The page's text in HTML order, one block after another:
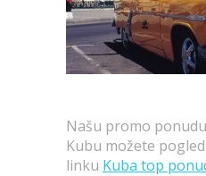
Našu promo
Kubu možete
linku Kuba top